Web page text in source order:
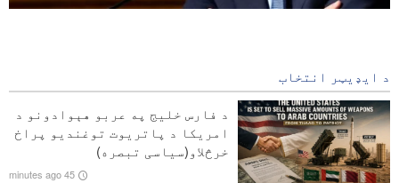
صهیونیستي رژیم په سیمه کې د امنیت پر ضد ترټولو لوی
ګواښ دی
د لبنان د حکومت او صهیونیستي رژیم ترمنځ خبرې اترې له
خنډ سره مخ شوې
د ایډیټر انتخاب
د فارس خلیج په عربو هېوادونو د
امریکا د پاتریوت توغندیو پراخ
خرڅلاو(سیاسی تبصره)
45 minutes ago